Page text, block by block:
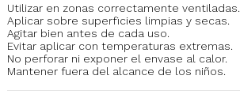
Utilizar en zonas correctamente ventiladas.
Aplicar sobre superficies limpias y secas.
Agitar bien antes de cada uso.
Evitar aplicar con temperaturas extremas.
No perforar ni exponer el envase al calor.
Mantener fuera del alcance de los niños.